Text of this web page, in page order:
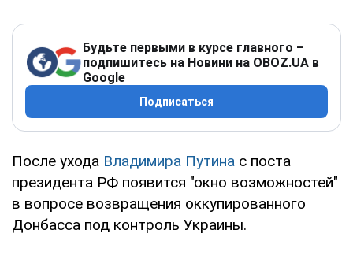
Будьте первыми в курсе главного –
подпишитесь на Новини на OBOZ.UA в
Google
Подписаться
После ухода Владимира Путина с поста
президента РФ появится "окно возможностей"
в вопросе возвращения оккупированного
Донбасса под контроль Украины.